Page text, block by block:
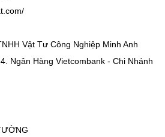
Vật Tư Công Nghiệp Minh Anh
Ngân Hàng Vietcombank - Chi Nhánh